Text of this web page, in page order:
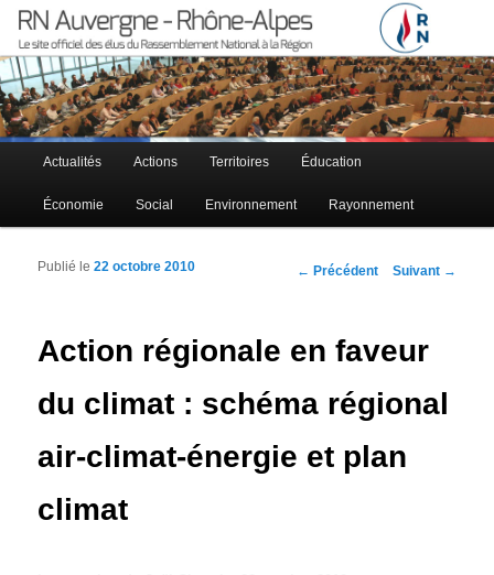
RN Auvergne – Rhône-Alpes
Le site officiel des élus RN à la région Auvergne – Rhône-Alpes
Menu principal
Aller au contenu principal
Aller au contenu secondaire
Actualités Actions Territoires Éducation
Économie Social Environnement Rayonnement
Navigation des articles
← Précédent Suivant →
Action régionale en faveur
du climat : schéma régional
air-climat-énergie et plan
climat
Publié le22 octobre 2010